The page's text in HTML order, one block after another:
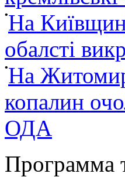
•На
обалсті
•На
копалин
ОДА
Программа